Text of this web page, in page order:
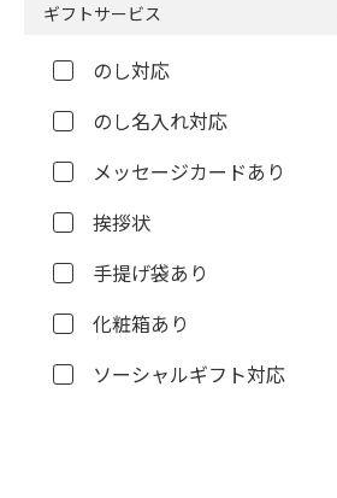
ギフトサービス
のし対応
のし名入れ対応
メッセージカードあり
挨拶状
手提げ袋あり
化粧箱あり
ソーシャルギフト対応